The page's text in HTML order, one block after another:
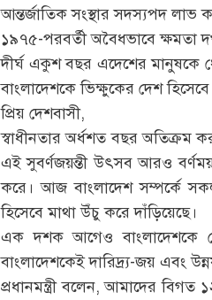
আন্তর্জাতিক সংস্থার সদস্যপদ লাভ
১৯৭৫-পরবর্তী অবৈধভাবে ক্ষমতা
দীর্ঘ একুশ বছর এদেশের মানুষকে
বাংলাদেশকে ভিক্ষুকের দেশ হিসেবে
প্রিয় দেশবাসী,
স্বাধীনতার অর্ধশত বছর অতিক্রম
এই সুবর্ণজয়ন্তী উৎসব আরও
করে। আজ বাংলাদেশ সম্পর্কে
হিসেবে মাথা উঁচু করে দাঁড়িয়েছে।
এক দশক আগেও বাংলাদেশকে
বাংলাদেশকেই দারিদ্র্য-জয় এবং
প্রধানমন্ত্রী বলেন, আমাদের